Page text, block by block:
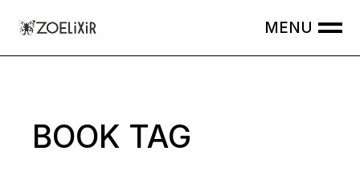
BOOK TAG